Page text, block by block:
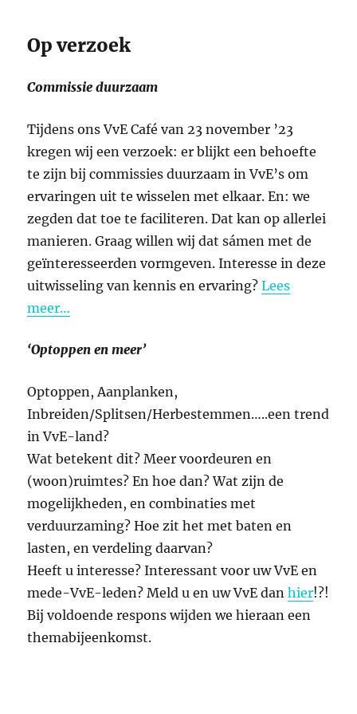
Op verzoek
Commissie duurzaam
Tijdens ons VvE Café van 23 november ’23
kregen wij een verzoek: er blijkt een behoefte
te zijn bij commissies duurzaam in VvE’s om
ervaringen uit te wisselen met elkaar. En: we
zegden dat toe te faciliteren. Dat kan op allerlei
manieren. Graag willen wij dat sámen met de
geïnteresseerden vormgeven. Interesse in deze
uitwisseling van kennis en ervaring?Lees
meer…
‘Optoppen en meer’
Optoppen, Aanplanken,
Inbreiden/Splitsen/Herbestemmen…..een trend
in VvE-land?
Wat betekent dit? Meer voordeuren en
(woon)ruimtes? En hoe dan? Wat zijn de
mogelijkheden, en combinaties met
verduurzaming? Hoe zit het met baten en
lasten, en verdeling daarvan?
Heeft u interesse? Interessant voor uw VvE en
mede-VvE-leden? Meld u en uw VvE danhier!?!
Bij voldoende respons wijden we hieraan een
themabijeenkomst.